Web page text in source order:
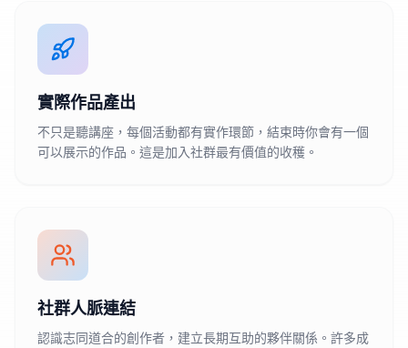
實際作品產出
不只是聽講座，每個活動都有實作環節，結束時你會有一個
可以展示的作品。這是加入社群最有價值的收穫。
社群人脈連結
認識志同道合的創作者，建立長期互助的夥伴關係。許多成